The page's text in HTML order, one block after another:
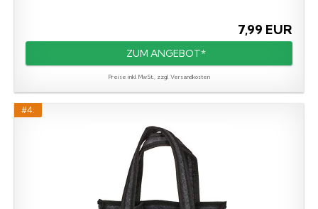
7,99 EUR
ZUM ANGEBOT*
Preise inkl. MwSt., zzgl. Versandkosten
#4: